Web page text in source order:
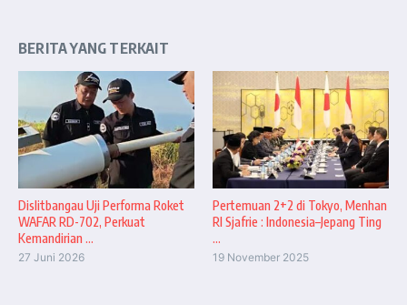
BERITA YANG TERKAIT
Dislitbangau Uji Performa Roket
WAFAR RD-702, Perkuat
Kemandirian ...
27 Juni 2026
Pertemuan 2+2 di Tokyo, Menhan
RI Sjafrie : Indonesia–Jepang Ting
...
19 November 2025